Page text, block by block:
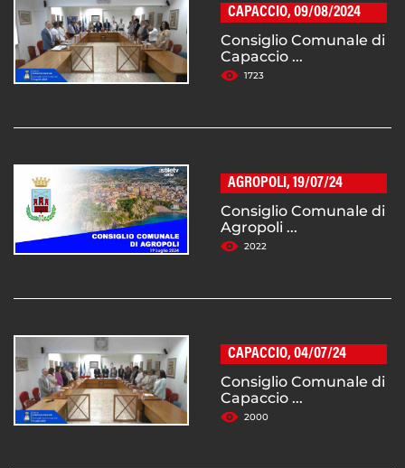
CAPACCIO, 09/08/2024
Consiglio Comunale di
Capaccio ...
1723
AGROPOLI, 19/07/24
Consiglio Comunale di
Agropoli ...
2022
CAPACCIO, 04/07/24
Consiglio Comunale di
Capaccio ...
2000